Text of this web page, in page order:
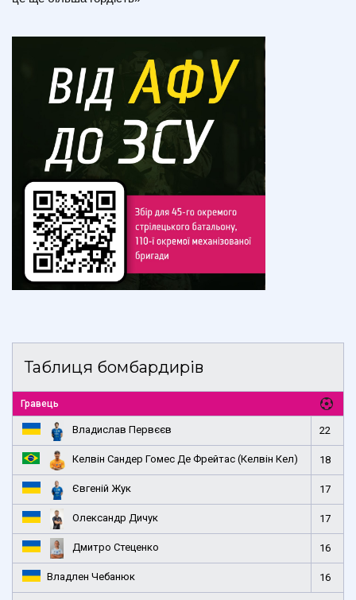
Таблиця бомбардирів
Гравець
Владислав Первєєв 22
Келвін Сандер Гомес Де Фрейтас (Келвін Кел) 18
Євгеній Жук 17
Олександр Дичук 17
Дмитро Стеценко 16
Владлен Чебанюк 16